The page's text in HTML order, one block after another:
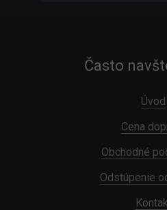
Často
Úvod
Cena
Obchodné
Odstúpenie